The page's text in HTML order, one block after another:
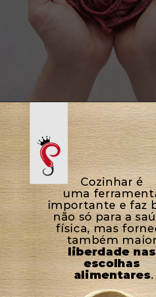
Cozinhar é
uma
importante e faz
não só para a
física, mas
liberdade nas
escolhas
alimentares.